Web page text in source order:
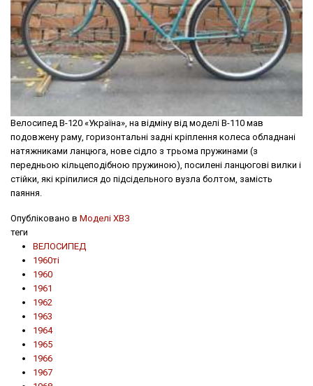
Велосипед В-120 «Україна», на відміну від моделі В-110 мав
подовжену раму, горизонтальні задні крiплення колеса обладнані
натяжниками ланцюга, нове сідло з трьома пружинами (з
передньою кільцеподібною пружиною), посилені ланцюгові вилки і
стійки, які кріпилися до підсідельного вузла болтом, замість
паяння.
Опубліковано в Моделі ХВЗ
теги
ВЕЛОСИПЕД
1960ті
1960
1961
1962
1963
1964
1965
1966
1967